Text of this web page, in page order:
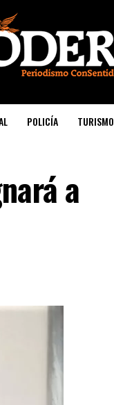
POLICÍA TURISMO
a